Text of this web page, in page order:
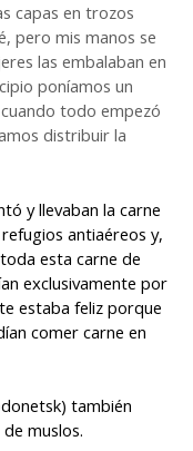
capas en trozos
pero mis manos se
las embalaban en
poníamos un
todo empezó
distribuir la
y llevaban la carne
antiaéreos y,
esta carne de
exclusivamente por
estaba feliz porque
comer carne en
también
muslos.